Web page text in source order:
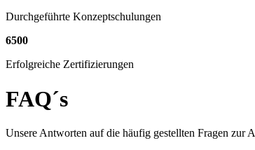
Durchgeführte Konzeptschulungen
6500
Erfolgreiche Zertifizierungen
FAQ´s
Unsere Antworten auf die häufig gestellten Fragen zur